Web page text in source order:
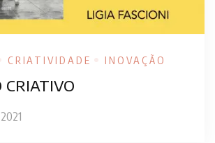
CRIATIVIDADE INOVAÇÃO
criativo